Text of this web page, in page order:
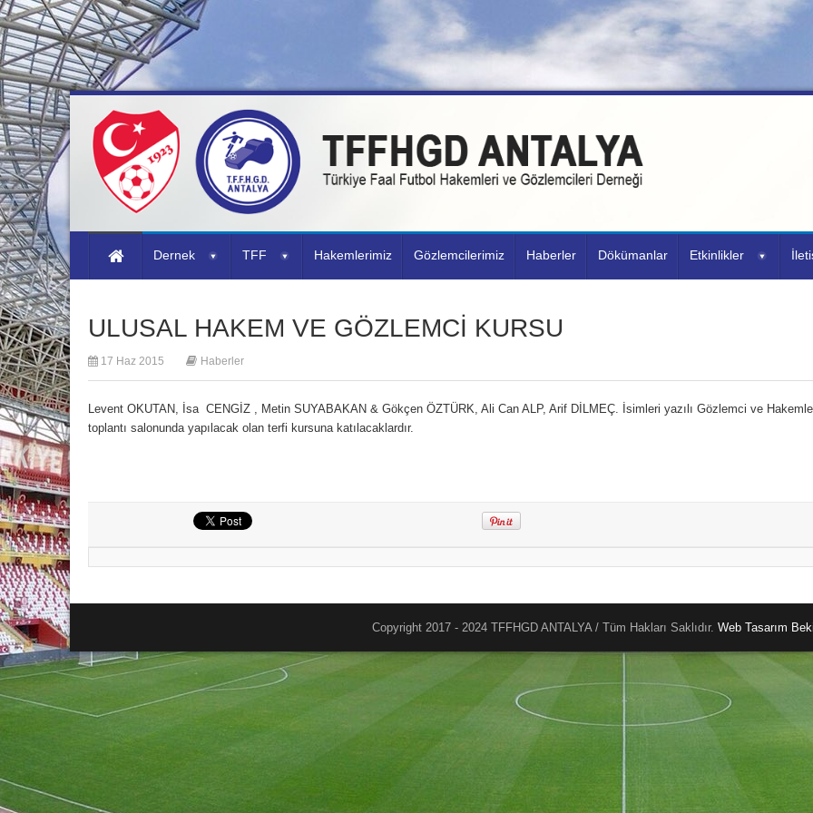
Dernek TFF Hakemlerimiz Gözlemcilerimiz Haberler Dökümanlar Etkinlikler
ULUSAL HAKEM VE GÖZLEMCİ KURSU
17 Haz 2015 Haberler
Levent OKUTAN, İsa CENGİZ , Metin SUYABAKAN & Gökçen ÖZTÜRK, Ali Can ALP, Arif DİLMEÇ. İsimleri yazılı Gözlemci ve
toplantı salonunda yapılacak olan terfi kursuna katılacaklardır.
Copyright 2017 - 2024 TFFHGD ANTALYA / Tüm Hakları Saklıdır. Web Tasarım